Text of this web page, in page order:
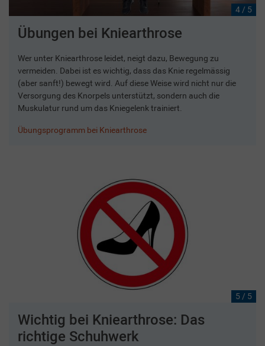
4 / 5
Übungen bei Kniearthrose
Wer unter Kniearthrose leidet, neigt dazu, Bewegung zu
vermeiden. Dabei ist es wichtig, dass das Knie regelmässig
(aber sanft!) bewegt wird. Auf diese Weise wird nicht nur die
Versorgung des Knorpels unterstützt, sondern auch die
Muskulatur rund um das Kniegelenk trainiert.
Übungsprogramm bei Kniearthrose
5 / 5
Wichtig bei Kniearthrose: Das
richtige Schuhwerk